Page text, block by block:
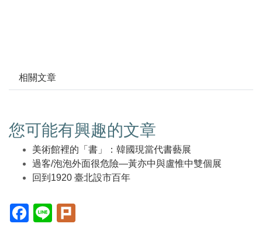
相關文章
您可能有興趣的文章
美術館裡的「書」：韓國現當代書藝展
過客/泡泡外面很危險—黃亦中與盧惟中雙個展
回到1920 臺北設市百年
Facebook(另
開
Line(另
開